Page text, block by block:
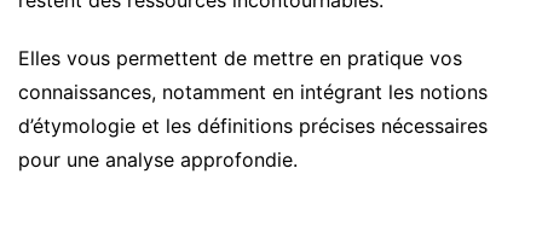
Elles vous permettent de mettre en pratique vos
connaissances, notamment en intégrant les notions
d’étymologie et les définitions précises nécessaires
pour une analyse approfondie.